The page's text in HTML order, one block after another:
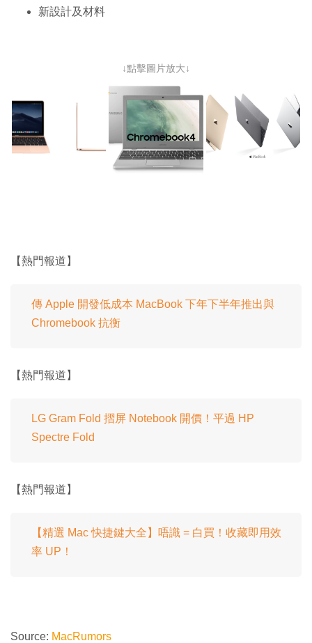
新設計及材料
↓點擊圖片放大↓
【熱門報道】
傳 Apple 開發低成本 MacBook 下年下半年推出與
Chromebook 抗衡
【熱門報道】
LG Gram Fold 摺屏 Notebook 開價！平過 HP
Spectre Fold
【熱門報道】
【精選 Mac 快捷鍵大全】唔識 = 白買！收藏即用效
率 UP！
Source: MacRumors